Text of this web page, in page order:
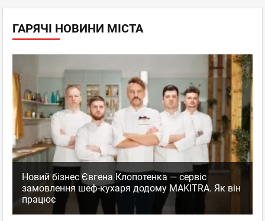
ГАРЯЧІ НОВИНИ МІСТА
Новий бізнес Євгена Клопотенка — сервіс
замовлення шеф-кухаря додому MAKITRA. Як він
працює